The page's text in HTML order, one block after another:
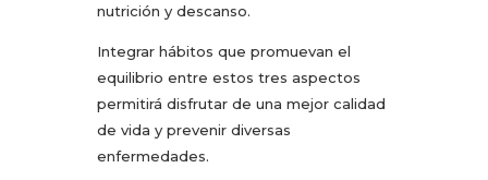
nutrición y descanso.
Integrar hábitos que promuevan el
equilibrio entre estos tres aspectos
permitirá disfrutar de una mejor calidad
de vida y prevenir diversas
enfermedades.​